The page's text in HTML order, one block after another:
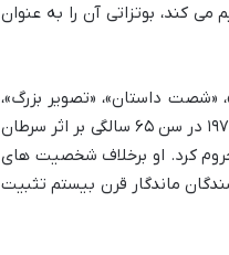
کند، بوتزاتی آن را به عنوان
«شصت داستان»، «تصویر بزرگ»،
«راز جنگل پیر» و «پادکست ها و داستان های کوتاه» اشاره کرد. بوتزاتی در ۲۸ ژانویه ۱۹۷۲ در سن ۶۵ سالگی بر اثر سرطان
کرد. او برخلاف شخصیت های
ماندگار قرن بیستم تثبیت